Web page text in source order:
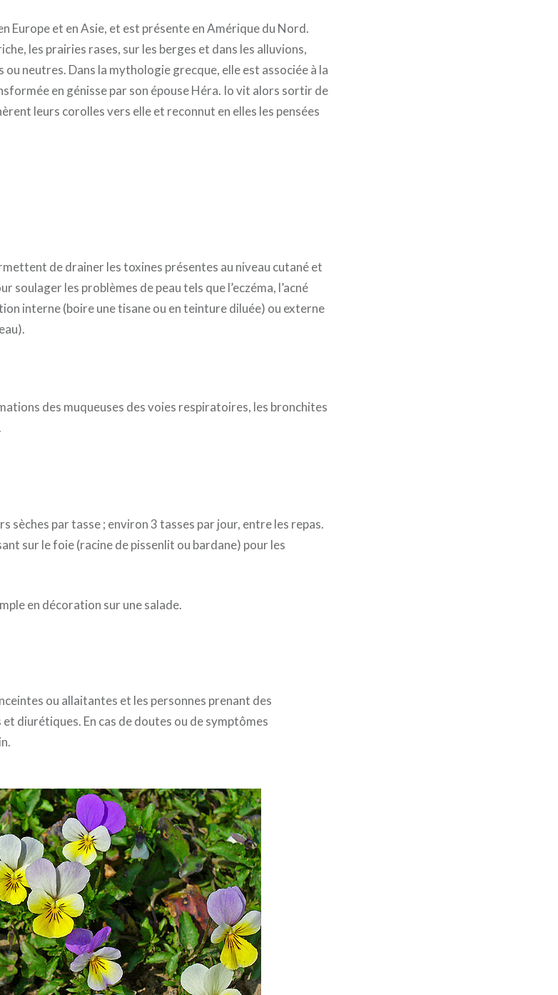
Europe et en Asie, et est présente en Amérique du Nord.
les prairies rases, sur les berges et dans les alluvions,
ou neutres. Dans la mythologie grecque, elle est associée à la
en génisse par son épouse Héra. Io vit alors sortir de
leurs corolles vers elle et reconnut en elles les pensées
de drainer les toxines présentes au niveau cutané et
soulager les problèmes de peau tels que l’eczéma, l’acné
interne (boire une tisane ou en teinture diluée) ou externe
des muqueuses des voies respiratoires, les bronchites
sèches par tasse ; environ 3 tasses par jour, entre les repas.
sur le foie (racine de pissenlit ou bardane) pour les
en décoration sur une salade.
ou allaitantes et les personnes prenant des
diurétiques. En cas de doutes ou de symptômes